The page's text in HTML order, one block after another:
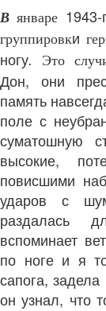
В январе
группировки
ногу. Это
Дон, они
память
поле с
суматошную
высокие,
повисшими
ударов с
раздалась
вспоминает
по ноге и я
сапога,
он узнал, что